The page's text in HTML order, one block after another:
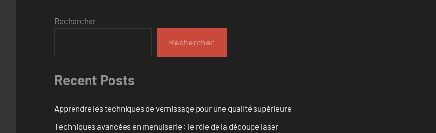
Rechercher
Rechercher
Recent Posts
Apprendre les techniques de vernissage pour une qualité supérieure
Techniques avancées en menuiserie : le rôle de la découpe laser